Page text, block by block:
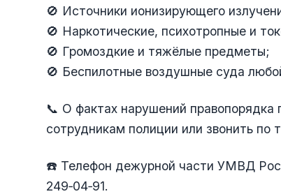
🚫 Источники ионизирующего
🚫 Наркотические, психотропные и
🚫 Громоздкие и тяжёлые предметы;
🚫 Беспилотные воздушные суда
📞 О фактах нарушений
сотрудникам полиции или звонить по
☎️ Телефон дежурной части УМВД
249‑04‑91.